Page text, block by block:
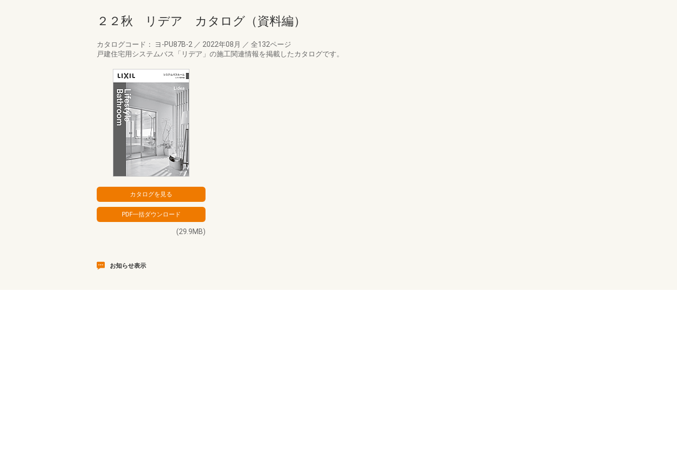
２２秋 リデア カタログ（資料編）
カタログコード： ヨ-PU87B-2 ／ 2022年08月 ／ 全132ページ
戸建住宅用システムバス「リデア」の施工関連情報を掲載したカタログです。
(29.9MB)
お知らせ表示